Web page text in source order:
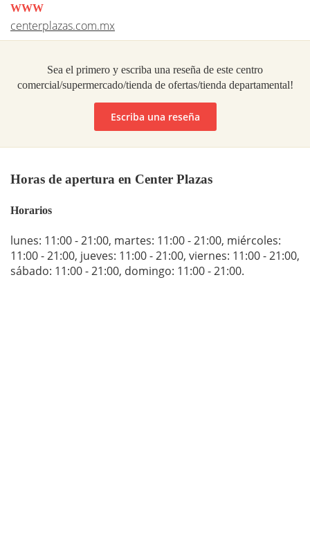
WWW
centerplazas.com.mx
Sea el primero y escriba una reseña de este centro
comercial/supermercado/tienda de ofertas/tienda departamental!
Escriba una reseña
Horas de apertura en Center Plazas
Horarios
lunes: 11:00 - 21:00, martes: 11:00 - 21:00, miércoles:
11:00 - 21:00, jueves: 11:00 - 21:00, viernes: 11:00 - 21:00,
sábado: 11:00 - 21:00, domingo: 11:00 - 21:00.